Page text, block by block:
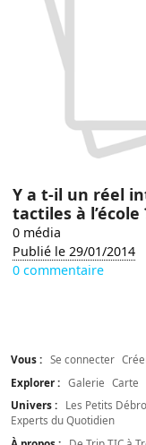
Y a t-il un réel
tactiles à l’école
0 média
Publié le 29/01/2014
0 commentaire
Vous : Se connecter
Explorer : Galerie Carte
Univers :
Les Petits
Experts du Quotidien